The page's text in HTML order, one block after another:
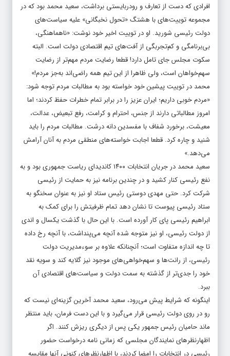
افرادی که دست از تعارف و رودربایستی برداشت، سعید محمد بود که در
مجموعه توییت‌های با هشتگ «تحول نخبگانی» علیه سیاست‌های
دولت رئیسی شورید. او در توییت اخیر خود نوشت: «ناهماهنگی،
بی‌برنامگی و کم‌تجربگی از آفت‌های تیم اقتصادی دولت است. البته
سکوت مجلس جای تامل دارد! قطعا رضایت مردم مهم‌تر از رضایت
سهم‌خواهان است، ولی ظاهرا از این تیم همه راضی‌اند به‌جز مردم!»
محمد در توییت پیشین خود خواسته بود به مطالبات مردم توجه شود:
«مردم خوبی داریم؛ ایران عزیز را در برابر تمام خطرات حفظ کردند؛ اما
امروز مطالباتی دارند از جنس، احترام و کرامت، رفع تبعیض، عدالت،
معیشت، برخورد شفاف با مفسدین دانه درشت. مطالبات مردم را باید
شنید و چاره کرد. قطعا اجابت خواسته‌های منطقی مردم به آنان آرامش
می‌دهد.»
سعید محمد در جریان انتخابات ۱۴۰۰ کاندیدای ریاست جمهوری بود و به
نفع رئیسی کنار کشید و در چندین برنامه نیز به حمایت از رئیسی
شرکت کرد. حتی مهدی دوستی رئیس ستاد او نیز به عنوان سخنگو به
ستاد رئیسی پیوست تا نشان دهد تمام ظرفیتش را برای کمک به
ابراهیم رئیسی پای کار آورده است. با این حال با گذشت یکسال و اندی
از دولت رئیسی، او نیز متوجه شده آنچه می‌پنداشت، با آنچه رخ داده
تا چه اندازه متفاوت است؛ آنچنانکه علاوه بر سوءمدیریت دولت
رئیسی، از رانت‌ها و سهم‌خواهی‌های موجود نیز گلایه کند و سویه نقد
خود را جدی‌تر از گذشته به سمت دولت و سیاست‌های اقتصادی آن
ببرد.
اینگونه که شرایط پیش می‌رود، سعید محمد آخرین گزینه‌ای نیست که
رو در روی دولت رئیسی قرار می‌گیرد و با این دست فرمان، باید منتظر
ماند حامیان رئیس جمهور یکی پس از دیگری ریزش کنند. اگر
اظهارنظرهای نمایندگان مجلسی که زمانی نامه درخواست حضور
رئیسی در انتخابات را امضا کردند، با اظهارنظرهای کنونی آنها مقایسه